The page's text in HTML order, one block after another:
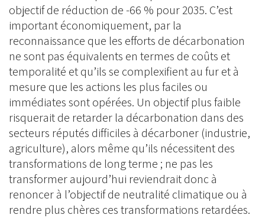
objectif de réduction de -66 % pour 2035. C’est
important économiquement, par la
reconnaissance que les efforts de décarbonation
ne sont pas équivalents en termes de coûts et
temporalité et qu’ils se complexifient au fur et à
mesure que les actions les plus faciles ou
immédiates sont opérées. Un objectif plus faible
risquerait de retarder la décarbonation dans des
secteurs réputés difficiles à décarboner (industrie,
agriculture), alors même qu’ils nécessitent des
transformations de long terme ; ne pas les
transformer aujourd’hui reviendrait donc à
renoncer à l’objectif de neutralité climatique ou à
rendre plus chères ces transformations retardées.